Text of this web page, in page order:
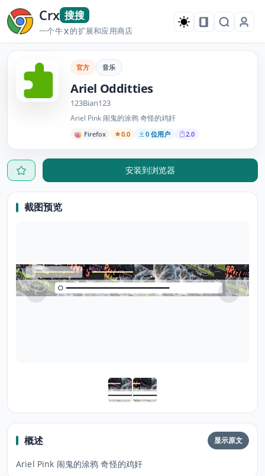
Crx 搜搜
一个牛X的扩展和应用商店
官方 音乐
Ariel Odditties
123Bian123
Ariel Pink 闹鬼的涂鸦 奇怪的鸡奸
Firefox 0.0 0 位用户 2.0
安装到浏览器
截图预览
概述 显示原文
Ariel Pink 闹鬼的涂鸦 奇怪的鸡奸